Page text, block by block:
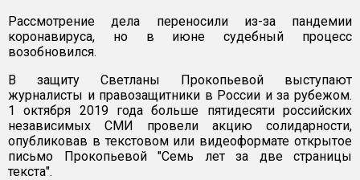
Рассмотрение дела переносили из-за пандемии
коронавируса, но в июне судебный процесс
возобновился.
В защиту Светланы Прокопьевой выступают
журналисты и правозащитники в России и за рубежом.
1 октября 2019 года больше пятидесяти российских
независимых СМИ провели акцию солидарности,
опубликовав в текстовом или видеоформате открытое
письмо Прокопьевой "Семь лет за две страницы
текста".